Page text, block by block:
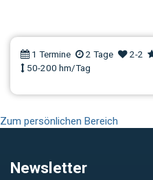
1 Termine 2 Tage 2-2
50-200 hm/Tag
Zum persönlichen Bereich
Newsletter